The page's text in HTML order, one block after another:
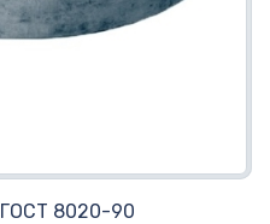
ГОСТ 8020-90